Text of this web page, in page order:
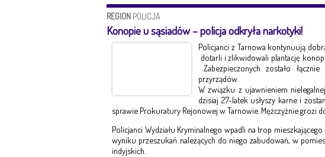
REGION POLICJA
Konopie u sąsiadów – policja odkryła narkotyki!
Policjanci z Tarnowa kontynuują
dotarli i zlikwidowali plantację
Zabezpieczonych zostało
przyrządów.
W związku z ujawnieniem
dzisiaj 27-latek usłyszy karne i
sprawie Prokuratury Rejonowej w Tarnowie. Mężczyźnie grozi
Policjanci Wydziału Kryminalnego wpadli na trop
wyniku przeszukań należących do niego zabudowań, w
indyjskich.